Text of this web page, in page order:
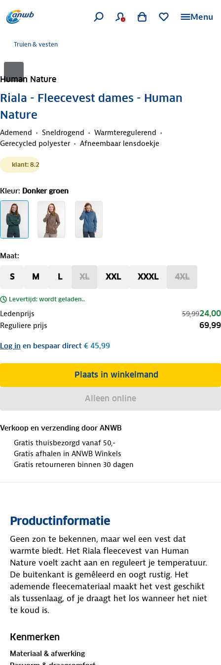
Menu
Truien & vesten
Human Nature
Riala - Fleecevest dames - Human
Nature
Ademend Sneldrogend
Warmteregulerend
Gerecycled polyester
Afneembaar lensdoekje
klant: 8.2
Kleur: Donker groen
Maat:
S M L XL XXL XXXL 4XL
Levertijd: wordt geladen..
Ledenprijs 59,9924,00
Reguliere prijs 69,99
Log in en bespaar direct € 45,99
Plaats in winkelmand
Alleen online
Verkoop en verzending door ANWB
Gratis thuisbezorgd vanaf 50,-
Gratis afhalen in ANWB Winkels
Gratis retourneren binnen 30 dagen
Productinformatie
Geen zon te bekennen, maar wel een vest dat
warmte biedt. Het Riala fleecevest van Human
Nature voelt zacht aan en reguleert je temperatuur.
De buitenkant is gemêleerd en oogt rustig. Het
ademende fleecemateriaal maakt het vest geschikt
als tussenlaag, of je draagt het los wanneer het niet
te koud is.
De opstaande kraag houdt de wind weg van je nek.
kinbeschermer. Aan de zijkanten zitten twee
Kenmerken
Materiaal & afwerking